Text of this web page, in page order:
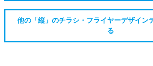
他の「縦」のチラシ・フライヤーデザイン
る